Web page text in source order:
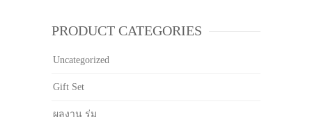
PRODUCT CATEGORIES
Uncategorized
Gift Set
ผลงาน ร่ม